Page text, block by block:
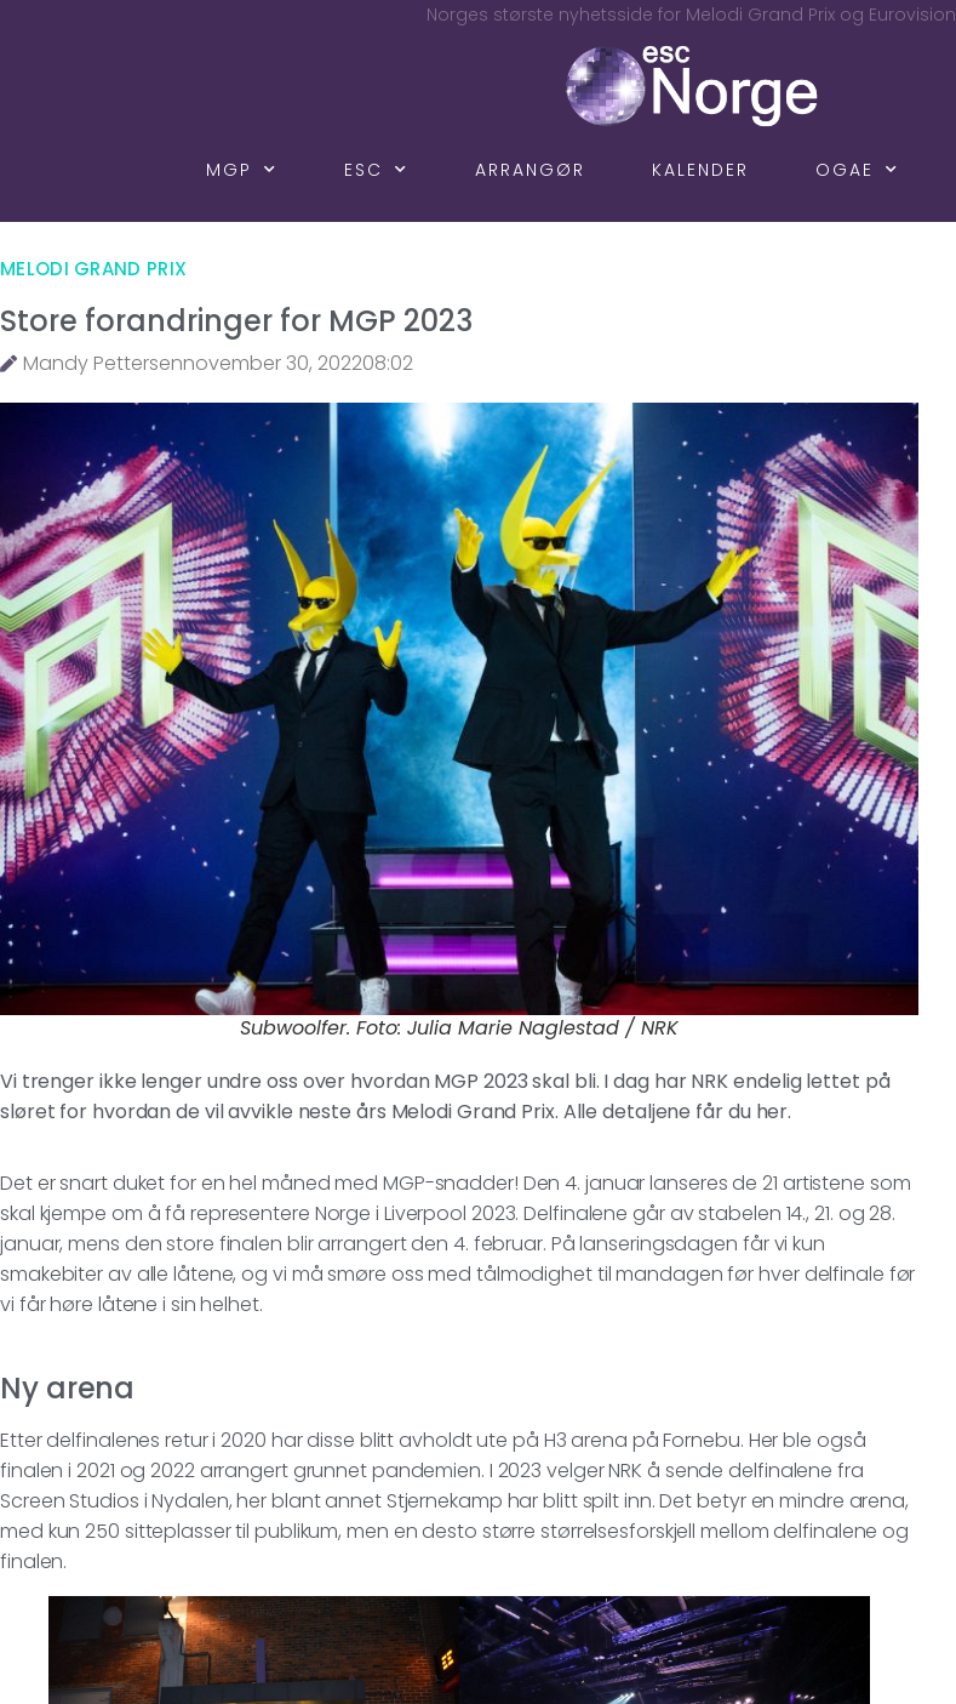
Norges største nyhetsside for Melodi Grand Prix og Eurovision
MGP ESC ARRANGØR KALENDER OGAE
MELODI GRAND PRIX
Store forandringer for MGP 2023
Mandy Pettersennovember 30, 202208:02
Subwoolfer. Foto: Julia Marie Naglestad / NRK
Vi trenger ikke lenger undre oss over hvordan MGP 2023 skal bli. I dag har NRK endelig lettet på
sløret for hvordan de vil avvikle neste års Melodi Grand Prix. Alle detaljene får du her.
Det er snart duket for en hel måned med MGP-snadder! Den 4. januar lanseres de 21 artistene som
skal kjempe om å få representere Norge i Liverpool 2023. Delfinalene går av stabelen 14., 21. og 28.
januar, mens den store finalen blir arrangert den 4. februar. På lanseringsdagen får vi kun
smakebiter av alle låtene, og vi må smøre oss med tålmodighet til mandagen før hver delfinale før
vi får høre låtene i sin helhet.
Ny arena
Etter delfinalenes retur i 2020 har disse blitt avholdt ute på H3 arena på Fornebu. Her ble også
finalen i 2021 og 2022 arrangert grunnet pandemien. I 2023 velger NRK å sende delfinalene fra
Screen Studios i Nydalen, her blant annet Stjernekamp har blitt spilt inn. Det betyr en mindre arena,
med kun 250 sitteplasser til publikum, men en desto større størrelsesforskjell mellom delfinalene og
finalen.